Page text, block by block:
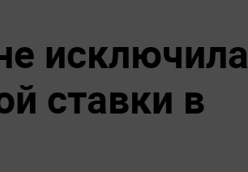
исключила
ставки в